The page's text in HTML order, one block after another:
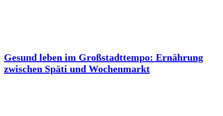
Gesund leben im Großstadttempo: Ernährung
zwischen Späti und Wochenmarkt